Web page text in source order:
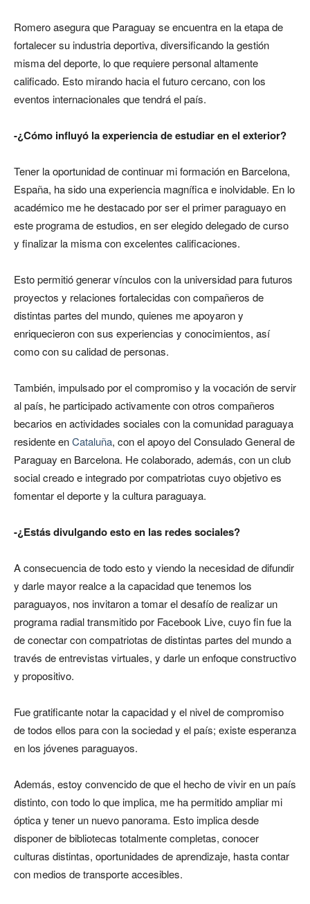
Romero asegura que Paraguay se encuentra en la etapa de
fortalecer su industria deportiva, diversificando la gestión
misma del deporte, lo que requiere personal altamente
calificado. Esto mirando hacia el futuro cercano, con los
eventos internacionales que tendrá el país.
-¿Cómo influyó la experiencia de estudiar en el exterior?
Tener la oportunidad de continuar mi formación en Barcelona,
España, ha sido una experiencia magnífica e inolvidable. En lo
académico me he destacado por ser el primer paraguayo en
este programa de estudios, en ser elegido delegado de curso
y finalizar la misma con excelentes calificaciones.
Esto permitió generar vínculos con la universidad para futuros
proyectos y relaciones fortalecidas con compañeros de
distintas partes del mundo, quienes me apoyaron y
enriquecieron con sus experiencias y conocimientos, así
como con su calidad de personas.
También, impulsado por el compromiso y la vocación de servir
al país, he participado activamente con otros compañeros
becarios en actividades sociales con la comunidad paraguaya
residente enCataluña, con el apoyo del Consulado General de
Paraguay en Barcelona. He colaborado, además, con un club
social creado e integrado por compatriotas cuyo objetivo es
fomentar el deporte y la cultura paraguaya.
-¿Estás divulgando esto en las redes sociales?
A consecuencia de todo esto y viendo la necesidad de difundir
y darle mayor realce a la capacidad que tenemos los
paraguayos, nos invitaron a tomar el desafío de realizar un
programa radial transmitido por Facebook Live, cuyo fin fue la
de conectar con compatriotas de distintas partes del mundo a
través de entrevistas virtuales, y darle un enfoque constructivo
y propositivo.
Fue gratificante notar la capacidad y el nivel de compromiso
de todos ellos para con la sociedad y el país; existe esperanza
en los jóvenes paraguayos.
Además, estoy convencido de que el hecho de vivir en un país
distinto, con todo lo que implica, me ha permitido ampliar mi
óptica y tener un nuevo panorama. Esto implica desde
disponer de bibliotecas totalmente completas, conocer
culturas distintas, oportunidades de aprendizaje, hasta contar
con medios de transporte accesibles.